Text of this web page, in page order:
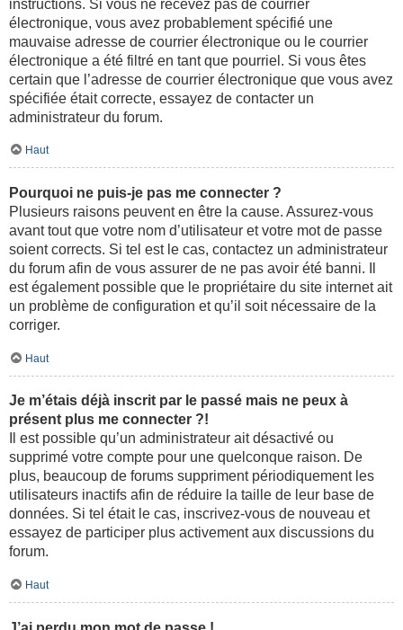
instructions. Si vous ne recevez pas de courrier
électronique, vous avez probablement spécifié une
mauvaise adresse de courrier électronique ou le courrier
électronique a été filtré en tant que pourriel. Si vous êtes
certain que l’adresse de courrier électronique que vous avez
spécifiée était correcte, essayez de contacter un
administrateur du forum.
Haut
Pourquoi ne puis-je pas me connecter ?
Plusieurs raisons peuvent en être la cause. Assurez-vous
avant tout que votre nom d’utilisateur et votre mot de passe
soient corrects. Si tel est le cas, contactez un administrateur
du forum afin de vous assurer de ne pas avoir été banni. Il
est également possible que le propriétaire du site internet ait
un problème de configuration et qu’il soit nécessaire de la
corriger.
Haut
Je m’étais déjà inscrit par le passé mais ne peux à
présent plus me connecter ?!
Il est possible qu’un administrateur ait désactivé ou
supprimé votre compte pour une quelconque raison. De
plus, beaucoup de forums suppriment périodiquement les
utilisateurs inactifs afin de réduire la taille de leur base de
données. Si tel était le cas, inscrivez-vous de nouveau et
essayez de participer plus activement aux discussions du
forum.
Haut